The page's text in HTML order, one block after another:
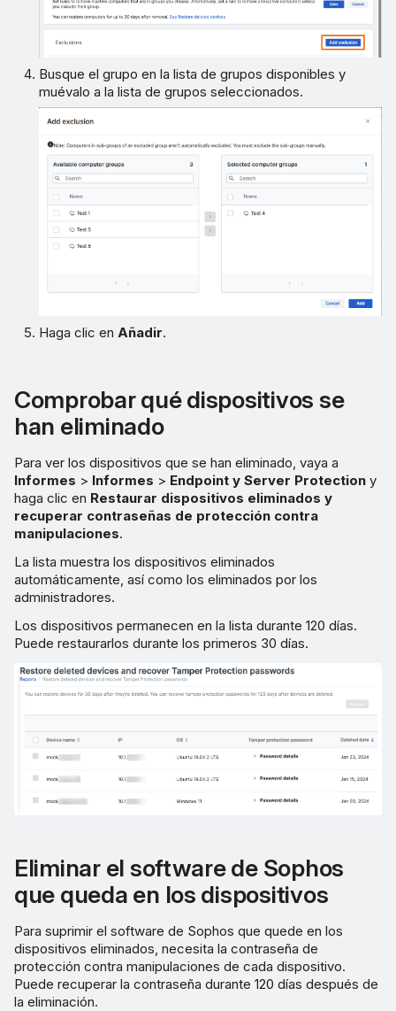
Busque el grupo en la lista de grupos disponibles y
muévalo a la lista de grupos seleccionados.
Haga clic en Añadir.
Comprobar qué dispositivos se
han eliminado
Para ver los dispositivos que se han eliminado, vaya a
Informes > Informes > Endpoint y Server Protection y
haga clic en Restaurar dispositivos eliminados y
recuperar contraseñas de protección contra
manipulaciones.
La lista muestra los dispositivos eliminados
automáticamente, así como los eliminados por los
administradores.
Los dispositivos permanecen en la lista durante 120 días.
Puede restaurarlos durante los primeros 30 días.
Eliminar el software de Sophos
que queda en los dispositivos
Para suprimir el software de Sophos que quede en los
dispositivos eliminados, necesita la contraseña de
protección contra manipulaciones de cada dispositivo.
Puede recuperar la contraseña durante 120 días después de
la eliminación.